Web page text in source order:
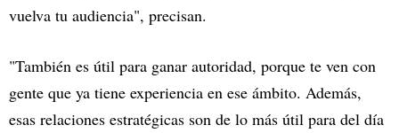
vuelva tu audiencia", precisan.
"También es útil para ganar autoridad, porque te ven con
gente que ya tiene experiencia en ese ámbito. Además,
esas relaciones estratégicas son de lo más útil para del día